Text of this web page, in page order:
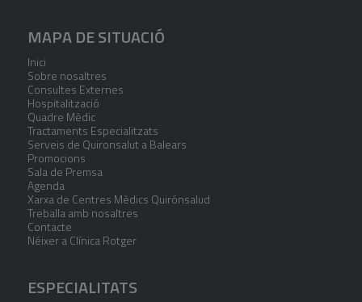
MAPA DE SITUACIÓ
Inici
Sobre nosaltres
Consultes Externes
Hospitalització
Quadre Mèdic
Tractaments Especialitzats
Serveis de Quironsalut a Balears
Promocions
Sala de Premsa
Agenda
Xarxa de Centres Mèdics Quirónsalud
Treballa amb nosaltres
Contacte
Néixer a Clínica Rotger
ESPECIALITATS